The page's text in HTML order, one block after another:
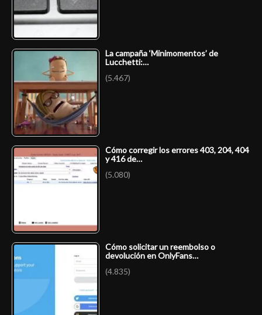
La campaña ‘Minimomentos’ de
Lucchetti:…
(5.467)
Cómo corregir los errores 403, 204, 404
y 416 de…
(5.080)
Cómo solicitar un reembolso o
devolución en OnlyFans…
(4.835)